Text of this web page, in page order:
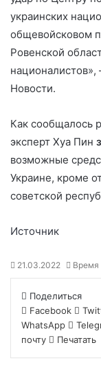
украинских
общевойсковом
Ровенской
Новости.
Как сообщалось
эксперт Хуа Пин
возможные
Украине, кроме
советской
Источник
21.03.2022 Время
Поделиться
Facebook
WhatsApp
почту
Печатать